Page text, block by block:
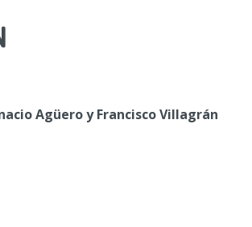
Agüero y Francisco Villagrán